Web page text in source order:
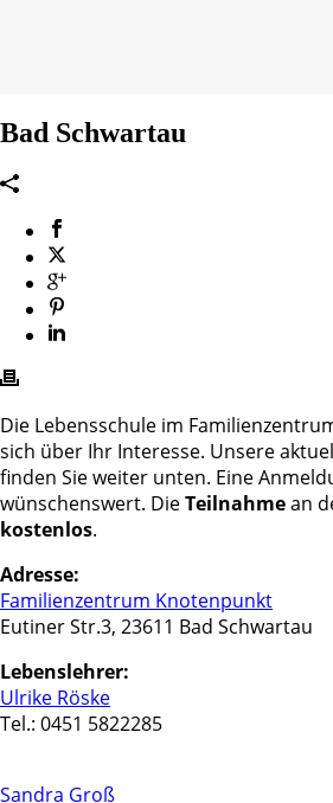
Bad Schwartau
Die Lebensschule im
sich über Ihr Interesse. Unsere
finden Sie weiter unten. Eine
wünschenswert. DieTeilnahmean
kostenlos.
Adresse:
Familienzentrum Knotenpunkt
Eutiner Str.3, 23611 Bad Schwartau
Lebenslehrer:
Ulrike Röske
Tel.: 0451 5822285
Sandra Groß